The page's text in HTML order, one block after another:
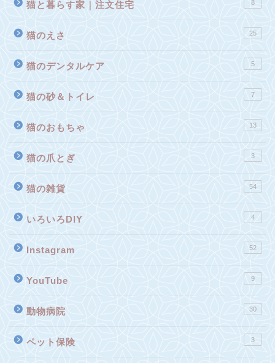
猫と暮らす家｜注文住宅 8
猫のえさ 25
猫のデンタルケア 5
猫の砂＆トイレ 7
猫のおもちゃ 13
猫の爪とぎ 3
猫の雑貨 54
いろいろDIY 4
Instagram 52
YouTube 9
動物病院 30
ペット保険 3